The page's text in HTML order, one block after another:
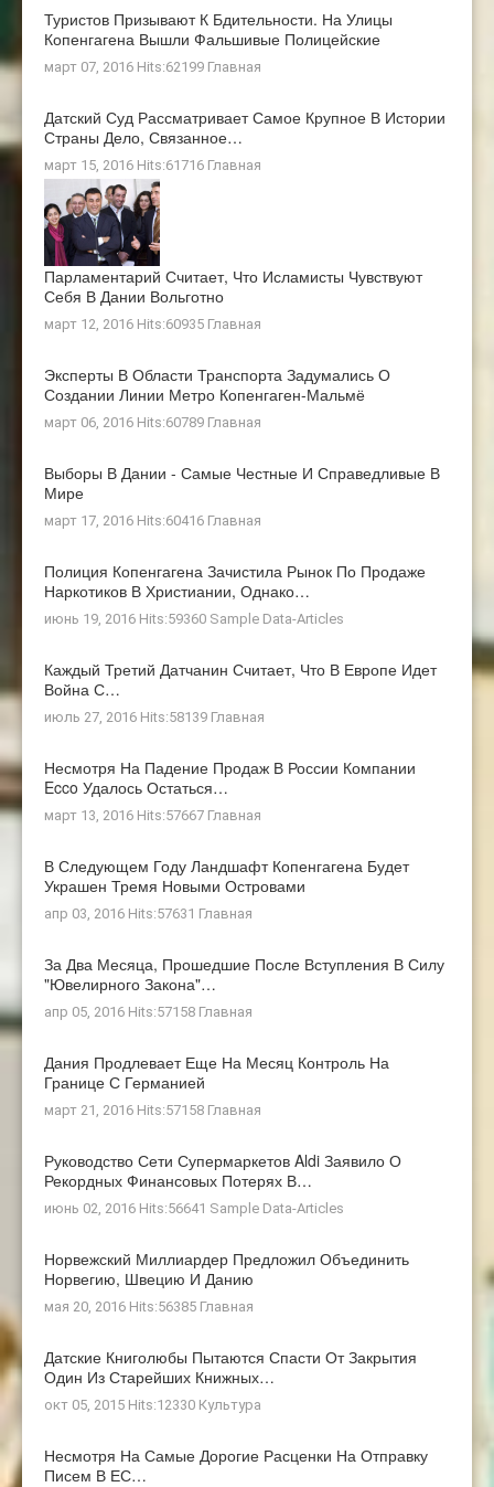
Туристов Призывают К Бдительности. На Улицы
Копенгагена Вышли Фальшивые Полицейские
март 07, 2016 Hits:62199 Главная
Датский Суд Рассматривает Самое Крупное В Истории
Страны Дело, Связанное…
март 15, 2016 Hits:61716 Главная
Парламентарий Считает, Что Исламисты Чувствуют
Себя В Дании Вольготно
март 12, 2016 Hits:60935 Главная
Эксперты В Области Транспорта Задумались О
Создании Линии Метро Копенгаген-Мальмё
март 06, 2016 Hits:60789 Главная
Выборы В Дании - Самые Честные И Справедливые В
Мире
март 17, 2016 Hits:60416 Главная
Полиция Копенгагена Зачистила Рынок По Продаже
Наркотиков В Христиании, Однако…
июнь 19, 2016 Hits:59360 Sample Data-Articles
Каждый Третий Датчанин Считает, Что В Европе Идет
Война С…
июль 27, 2016 Hits:58139 Главная
Несмотря На Падение Продаж В России Компании
Ecco Удалось Остаться…
март 13, 2016 Hits:57667 Главная
В Следующем Году Ландшафт Копенгагена Будет
Украшен Тремя Новыми Островами
апр 03, 2016 Hits:57631 Главная
За Два Месяца, Прошедшие После Вступления В Силу
"ювелирного Закона"…
апр 05, 2016 Hits:57158 Главная
Дания Продлевает Еще На Месяц Контроль На
Границе С Германией
март 21, 2016 Hits:57158 Главная
Руководство Сети Супермаркетов Aldi Заявило О
Рекордных Финансовых Потерях В…
июнь 02, 2016 Hits:56641 Sample Data-Articles
Норвежский Миллиардер Предложил Объединить
Норвегию, Швецию И Данию
мая 20, 2016 Hits:56385 Главная
Датские Книголюбы Пытаются Спасти От Закрытия
Один Из Старейших Книжных…
окт 05, 2015 Hits:12330 Культура
Несмотря На Самые Дорогие Расценки На Отправку
Писем В ЕС…